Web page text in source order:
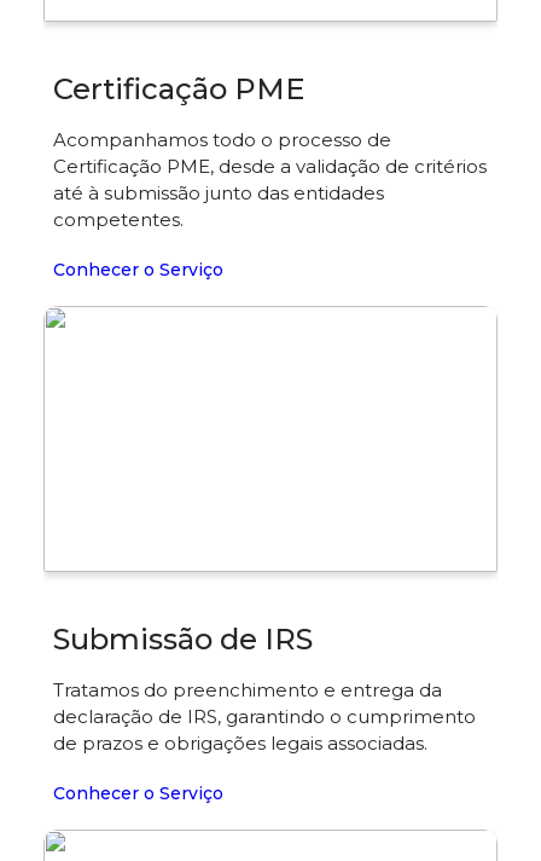
Certificação PME
Acompanhamos todo o processo de
Certificação PME, desde a validação de critérios
até à submissão junto das entidades
competentes.
Conhecer o Serviço
Submissão de IRS
Tratamos do preenchimento e entrega da
declaração de IRS, garantindo o cumprimento
de prazos e obrigações legais associadas.
Conhecer o Serviço